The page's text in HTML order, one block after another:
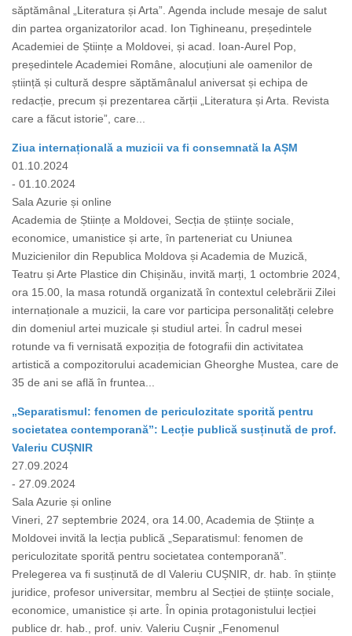
săptămânal „Literatura și Arta”. Agenda include mesaje de salut
din partea organizatorilor acad. Ion Tighineanu, președintele
Academiei de Științe a Moldovei, și acad. Ioan-Aurel Pop,
președintele Academiei Române, alocuțiuni ale oamenilor de
știință și cultură despre săptămânalul aniversat și echipa de
redacție, precum și prezentarea cărții „Literatura și Arta. Revista
care a făcut istorie”, care...
Ziua internațională a muzicii va fi consemnată la AȘM
01.10.2024
- 01.10.2024
Sala Azurie și online
Academia de Științe a Moldovei, Secția de științe sociale,
economice, umanistice și arte, în parteneriat cu Uniunea
Muzicienilor din Republica Moldova și Academia de Muzică,
Teatru și Arte Plastice din Chișinău, invită marți, 1 octombrie 2024,
ora 15.00, la masa rotundă organizată în contextul celebrării Zilei
internaționale a muzicii, la care vor participa personalități celebre
din domeniul artei muzicale și studiul artei. În cadrul mesei
rotunde va fi vernisată expoziția de fotografii din activitatea
artistică a compozitorului academician Gheorghe Mustea, care de
35 de ani se află în fruntea...
„Separatismul: fenomen de periculozitate sporită pentru
societatea contemporană”: Lecție publică susținută de prof.
Valeriu CUȘNIR
27.09.2024
- 27.09.2024
Sala Azurie și online
Vineri, 27 septembrie 2024, ora 14.00, Academia de Științe a
Moldovei invită la lecția publică „Separatismul: fenomen de
periculozitate sporită pentru societatea contemporană”.
Prelegerea va fi susținută de dl Valeriu CUȘNIR, dr. hab. în științe
juridice, profesor universitar, membru al Secției de științe sociale,
economice, umanistice și arte. În opinia protagonistului lecției
publice dr. hab., prof. univ. Valeriu Cușnir „Fenomenul